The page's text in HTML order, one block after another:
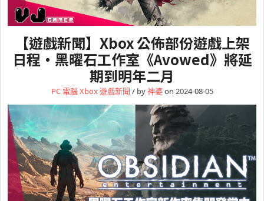
【遊戲新聞】Xbox 公佈部份遊戲上架
日程・黑曜石工作室《Avowed》將延
期到明年二月
PC 電腦Xbox遊戲新聞 / by神婆on 2024-08-05